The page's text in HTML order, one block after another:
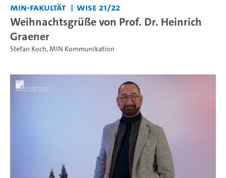
MIN-Fakultät WiSe 21/22
Weihnachtsgrüße von Prof. Dr. Heinrich
Graener
Stefan Koch,MIN Kommunikation